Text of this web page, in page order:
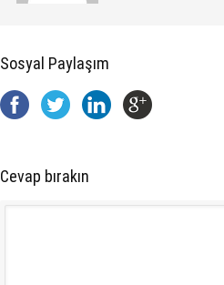
Sosyal Paylaşım
Cevap bırakın